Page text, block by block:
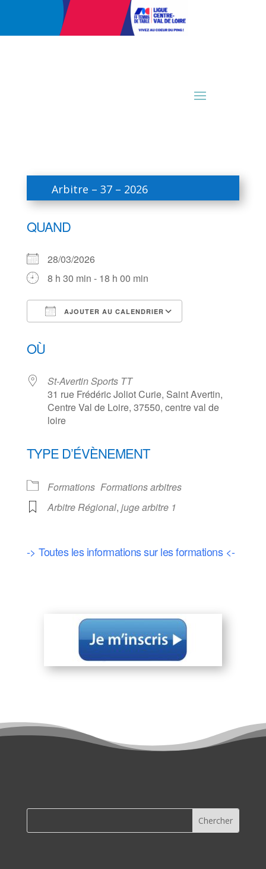
Arbitre – 37 – 2026
QUAND
28/03/2026
8 h 30 min - 18 h 00 min
AJOUTER AU CALENDRIER
OÙ
St-Avertin Sports TT
31 rue Frédéric Joliot Curie, Saint Avertin,
Centre Val de Loire, 37550, centre val de
loire
TYPE D’ÉVÈNEMENT
Formations Formations arbitres
Arbitre Régional, juge arbitre 1
-> Toutes les informations sur les formations <-